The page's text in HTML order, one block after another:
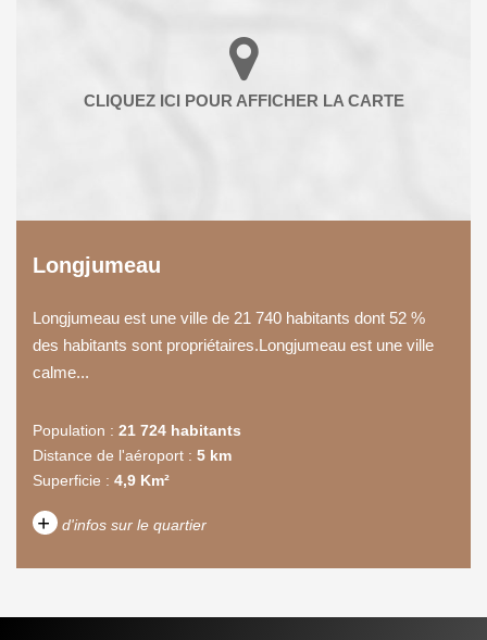
Longjumeau
Longjumeau est une ville de 21 740 habitants dont 52 %
des habitants sont propriétaires.Longjumeau est une ville
calme...
Population : 21 724 habitants
Distance de l'aéroport : 5 km
Superficie : 4,9 Km²
+ d'infos sur le quartier